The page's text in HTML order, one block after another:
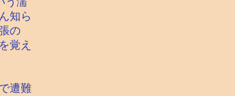
知ら
の
覚え
遭難